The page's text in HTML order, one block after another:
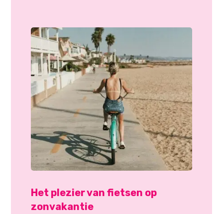
Het plezier van fietsen op
zonvakantie